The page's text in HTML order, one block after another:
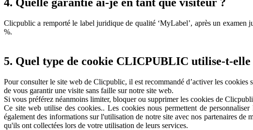
Clicpublic a remporté le label juridique de qualité ‘MyLabel’, après un
%.
5. Quel type de cookie CLICPUBLIC utilise-t-elle
Pour consulter le site web de Clicpublic, il est recommandé d’activer les cookies
de vous garantir une visite sans faille sur notre site web.
Si vous préférez néanmoins limiter, bloquer ou supprimer les cookies de
Ce site web utilise des cookies.. Les cookies nous permettent de
également des informations sur l'utilisation de notre site avec nos partenaires
qu'ils ont collectées lors de votre utilisation de leurs services.